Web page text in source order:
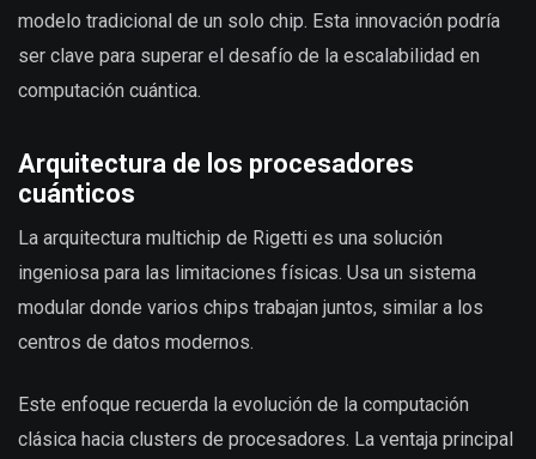
modelo tradicional de un solo chip. Esta innovación podría
ser clave para superar el desafío de la escalabilidad en
computación cuántica.
Arquitectura de los procesadores
cuánticos
La arquitectura multichip de Rigetti es una solución
ingeniosa para las limitaciones físicas. Usa un sistema
modular donde varios chips trabajan juntos, similar a los
centros de datos modernos.
Este enfoque recuerda la evolución de la computación
clásica hacia clusters de procesadores. La ventaja principal